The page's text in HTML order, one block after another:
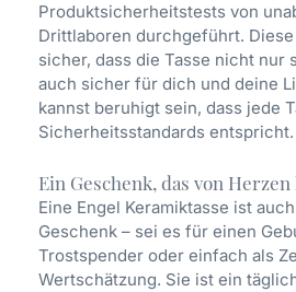
Produktsicherheitstests von
Drittlaboren durchgeführt.
sicher, dass die Tasse nicht nur
auch sicher für dich und deine
kannst beruhigt sein, dass jede
Sicherheitsstandards entspricht.
Ein Geschenk, das von
Eine Engel Keramiktasse ist
Geschenk – sei es für einen
Trostspender oder einfach als
Wertschätzung. Sie ist ein